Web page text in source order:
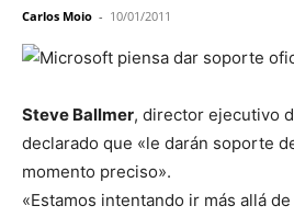
Carlos Moio - 10/01/2011
Steve Ballmer, director ejecutivo
declarado que «le darán soporte
momento preciso».
«Estamos intentando ir más allá